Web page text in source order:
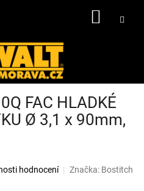
FAC HLADKÉ
Ø 3,1 x 90mm,
hodnocení Značka: Bostitch